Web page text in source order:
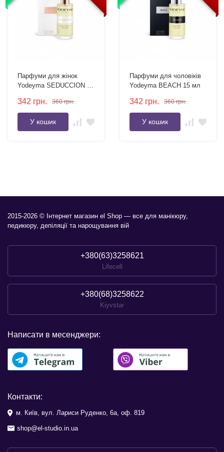
Парфуми для жінок
Yodeyma SEDUCCION 15
342 грн. 360 грн.
У кошик
Парфуми для чоловіків
Yodeyma BEACH 15 мл
342 грн. 360 грн.
У кошик
2015-2026 © Інтернет магазин el Shop — все для манікюру,
педикюру, депіляції та нарощування вій
+380(63)3258621
Lifecell
+380(68)3258622
Kiyvstar
Написати в месенджери:
Контакти:
м. Київ, вул. Лариси Руденко, 6а, оф. 819
shop@el-studio.in.ua